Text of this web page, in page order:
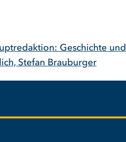
Geschichte und
Stefan Brauburger